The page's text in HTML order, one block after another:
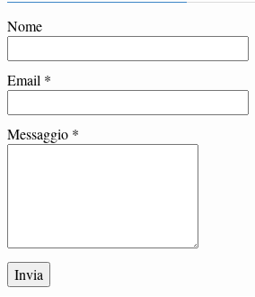
Nome
Email *
Messaggio *